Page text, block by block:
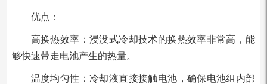
优点：
高换热效率：浸没式冷却技术的换热效率非常高，能
够快速带走电池产生的热量。
温度均匀性：冷却液直接接触电池，确保电池组内部